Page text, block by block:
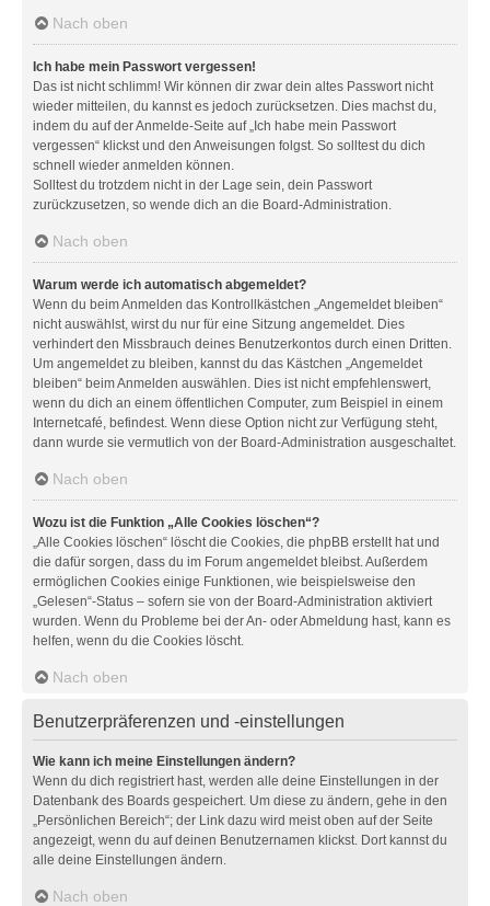
Nach oben
Ich habe mein Passwort vergessen!
Das ist nicht schlimm! Wir können dir zwar dein altes Passwort nicht
wieder mitteilen, du kannst es jedoch zurücksetzen. Dies machst du,
indem du auf der Anmelde-Seite auf „Ich habe mein Passwort
vergessen“ klickst und den Anweisungen folgst. So solltest du dich
schnell wieder anmelden können.
Solltest du trotzdem nicht in der Lage sein, dein Passwort
zurückzusetzen, so wende dich an die Board-Administration.
Nach oben
Warum werde ich automatisch abgemeldet?
Wenn du beim Anmelden das Kontrollkästchen „Angemeldet bleiben“
nicht auswählst, wirst du nur für eine Sitzung angemeldet. Dies
verhindert den Missbrauch deines Benutzerkontos durch einen Dritten.
Um angemeldet zu bleiben, kannst du das Kästchen „Angemeldet
bleiben“ beim Anmelden auswählen. Dies ist nicht empfehlenswert,
wenn du dich an einem öffentlichen Computer, zum Beispiel in einem
Internetcafé, befindest. Wenn diese Option nicht zur Verfügung steht,
dann wurde sie vermutlich von der Board-Administration ausgeschaltet.
Nach oben
Wozu ist die Funktion „Alle Cookies löschen“?
„Alle Cookies löschen“ löscht die Cookies, die phpBB erstellt hat und
die dafür sorgen, dass du im Forum angemeldet bleibst. Außerdem
ermöglichen Cookies einige Funktionen, wie beispielsweise den
„Gelesen“-Status – sofern sie von der Board-Administration aktiviert
wurden. Wenn du Probleme bei der An- oder Abmeldung hast, kann es
helfen, wenn du die Cookies löscht.
Nach oben
Benutzerpräferenzen und -einstellungen
Wie kann ich meine Einstellungen ändern?
Wenn du dich registriert hast, werden alle deine Einstellungen in der
Datenbank des Boards gespeichert. Um diese zu ändern, gehe in den
„Persönlichen Bereich“; der Link dazu wird meist oben auf der Seite
angezeigt, wenn du auf deinen Benutzernamen klickst. Dort kannst du
alle deine Einstellungen ändern.
Nach oben